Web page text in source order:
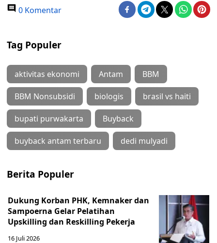
0 Komentar
Tag Populer
aktivitas ekonomi Antam BBM
BBM Nonsubsidi biologis brasil vs haiti
bupati purwakarta Buyback
buyback antam terbaru dedi mulyadi
Berita Populer
Dukung Korban PHK, Kemnaker dan
Sampoerna Gelar Pelatihan
Upskilling dan Reskilling Pekerja
16 Juli 2026